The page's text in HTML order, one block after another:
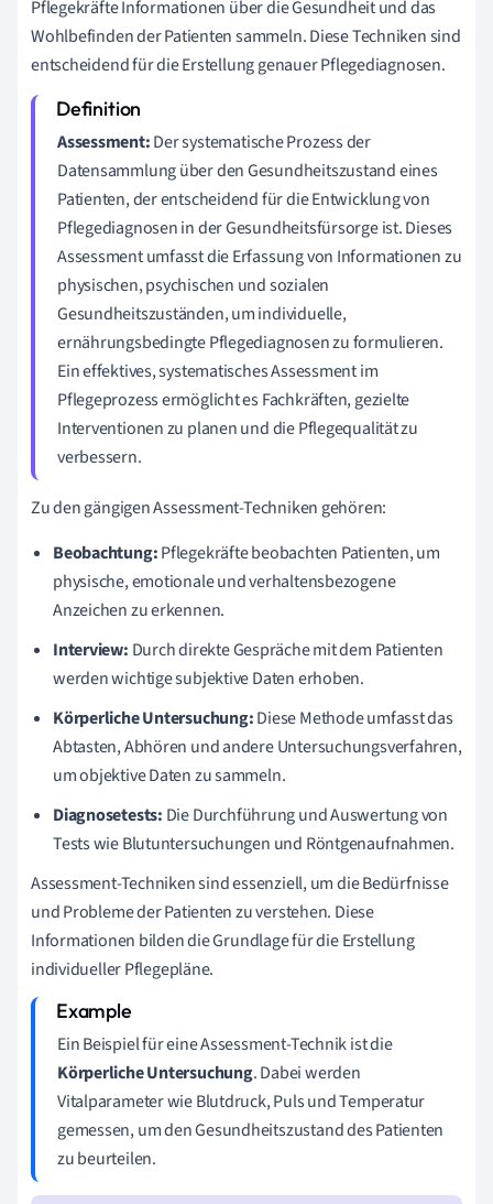
Pflegekräfte Informationen über die Gesundheit und das
Wohlbefinden der Patienten sammeln. Diese Techniken sind
entscheidend für die Erstellung genauer Pflegediagnosen.
Assessment:Der systematische Prozess der
Datensammlung über den Gesundheitszustand eines
Patienten, der entscheidend für die Entwicklung von
Pflegediagnosen in der Gesundheitsfürsorge ist. Dieses
Assessment umfasst die Erfassung von Informationen zu
physischen, psychischen und sozialen
Gesundheitszuständen, um individuelle,
ernährungsbedingte Pflegediagnosen zu formulieren.
Ein effektives, systematisches Assessment im
Pflegeprozess ermöglicht es Fachkräften, gezielte
Interventionen zu planen und die Pflegequalität zu
verbessern.
Zu den gängigen Assessment-Techniken gehören:
Beobachtung:Pflegekräfte beobachten Patienten, um
physische, emotionale und verhaltensbezogene
Anzeichen zu erkennen.
Interview: Durch direkte Gespräche mit dem Patienten
werden wichtige subjektive Daten erhoben.
Körperliche Untersuchung:Diese Methode umfasst das
Abtasten, Abhören und andere Untersuchungsverfahren,
um objektive Daten zu sammeln.
Diagnosetests: Die Durchführung und Auswertung von
Tests wie Blutuntersuchungen und Röntgenaufnahmen.
Assessment-Techniken sind essenziell, um die Bedürfnisse
und Probleme der Patienten zu verstehen. Diese
Informationen bilden die Grundlage für die Erstellung
individueller Pflegepläne.
Ein Beispiel für eine Assessment-Technik ist die
Körperliche Untersuchung. Dabei werden
Vitalparameter wie Blutdruck, Puls und Temperatur
gemessen, um den Gesundheitszustand des Patienten
zu beurteilen.